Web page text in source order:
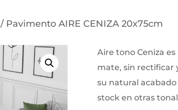
/ Pavimento AIRE CENIZA 20x75cm
Aire tono Ceniza
mate, sin rectificar
su natural
stock en otras